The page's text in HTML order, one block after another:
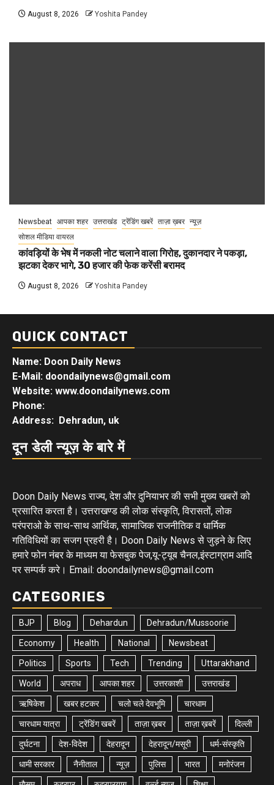
August 8, 2026 Yoshita Pandey
Newsbeat आपका शहर उत्तराखंड ट्रेंडिंग खबरें ताज़ा ख़बर न्यूज़
सोशल मीडिया वायरल
कांवड़ियों के भेष में नकली नोट चलाने वाला गिरोह, दुकानदार ने पकड़ा,
झटका देकर भागे, 30 हजार की फेक करेंसी बरामद
August 8, 2026 Yoshita Pandey
QUICK CONTACT
Name: Doon Daily News
E-Mail: doondailynews@gmail.com
Website: www.doondailynews.com
Phone:
Address: Dehradun, uk
दून डेली न्यूज़ के बारे में
Doon Daily News राज्य, देश और दुनियाभर की सभी मुख्य खबरों को
प्रसारित करता है। उत्तराखण्ड की लोक संस्कृति, विरासतों, लोक
परंपराओ के साथ-साथ आर्थिक, सामाजिक राजनीतिक व धार्मिक
गतिविधियों का सजग प्रहरी है। Doon Daily News से जुड़ने के लिए
हमारे फोन नंबर के माध्यम या फेसबुक पेज,यू-ट्यूब चैनल,इंस्टाग्राम आदि
पर सम्पर्क करे। Email: doondailynews@gmail.com
CATEGORIES
BJP Blog Dehardun Dehradun/Mussoorie
Economy Health National Newsbeat
Politics Sports Tech Trending Uttarakhand
World अपराध आपका शहर उत्तरकाशी उत्तराखंड
ऋषिकेश खबर हटकर चलो चले देवभूमि चारधाम
चारधाम यात्रा ट्रेंडिंग खबरें ताज़ा ख़बर ताज़ा ख़बरें दिल्ली
दुर्घटना देश-विदेश देहरादून देहरादून/मसूरी धर्म-संस्कृति
धामी सरकार नैनीताल न्यूज़ पुलिस भारत मनोरंजन